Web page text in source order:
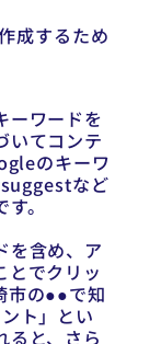
成するため
ーワードを
いてコンテ
のキーワ
など
。
を含め、ア
とでクリッ
市の●●で知
ト」とい
ると、さら